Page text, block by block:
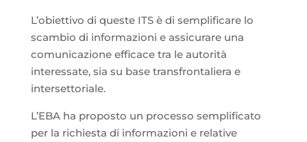
L’obiettivo di queste ITS è di semplificare lo
scambio di informazioni e assicurare una
comunicazione efficace tra le autorità
interessate, sia su base transfrontaliera e
intersettoriale.
L’EBA ha proposto un processo semplificato
per la richiesta di informazioni e relative